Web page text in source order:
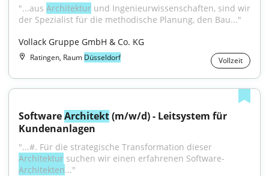
"...aus Architektur und Ingenieurwissenschaften, sind wir
der Spezialist für die methodische Planung, den Bau..."
Vollack Gruppe GmbH & Co. KG
Ratingen, Raum Düsseldorf Vollzeit
Software Architekt (m/w/d) - Leitsystem für
Kundenanlagen
Architektur suchen wir einen erfahrenen Software-
Architekten..."